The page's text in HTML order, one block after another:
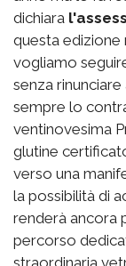
dichiara
questa edizione
vogliamo
senza
sempre lo
ventinovesima
glutine
verso una
la possibilità di
renderà ancora
percorso